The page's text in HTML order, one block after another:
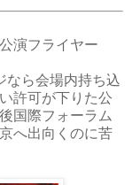
演フライヤー
なら会場内持ち込
許可が下りた公
国際フォーラム
へ出向くのに苦